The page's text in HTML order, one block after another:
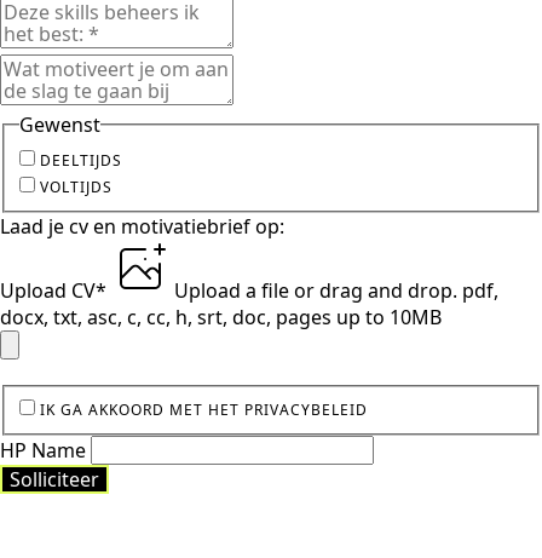
Gewenst
DEELTIJDS
VOLTIJDS
Laad je cv en motivatiebrief op:
Upload CV* Upload a fileor drag and drop. pdf,
docx, txt, asc, c, cc, h, srt, doc, pages up to 10MB
IK GA AKKOORD MET HET PRIVACYBELEID
HP Name
Solliciteer